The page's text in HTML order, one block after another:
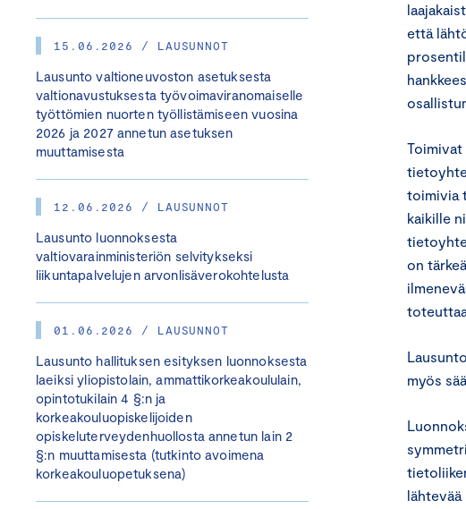
15.06.2026 / LAUSUNNOT
Lausunto valtioneuvoston asetuksesta
valtionavustuksesta työvoimaviranomaiselle
työttömien nuorten työllistämiseen vuosina
2026 ja 2027 annetun asetuksen
muuttamisesta
12.06.2026 / LAUSUNNOT
Lausunto luonnoksesta
valtiovarainministeriön selvitykseksi
liikuntapalvelujen arvonlisäverokohtelusta
01.06.2026 / LAUSUNNOT
Lausunto hallituksen esityksen luonnoksesta
laeiksi yliopistolain, ammattikorkeakoululain,
opintotukilain 4 §:n ja
korkeakouluopiskelijoiden
opiskeluterveydenhuollosta annetun lain 2
§:n muuttamisesta (tutkinto avoimena
korkeakouluopetuksena)
että
toimivia
kaikille
on
myös